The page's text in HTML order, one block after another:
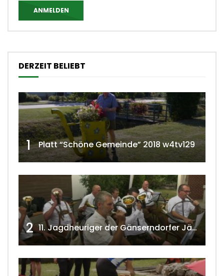
ANMELDEN
DERZEIT BELIEBT
1 Platt “Schöne Gemeinde” 2018 w4tv129
2 11. Jagdheuriger der Gänserndorfer Jäger 2020 w4tv166